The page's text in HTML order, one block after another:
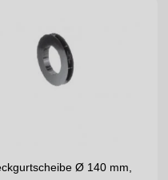
Ø 140 mm,